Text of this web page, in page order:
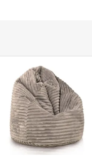
Lounge fotel
36 190,00 Ft